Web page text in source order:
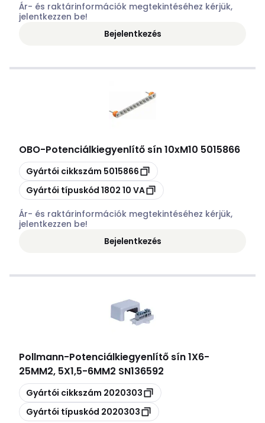
Ár- és raktárinformációk megtekintéséhez kérjük,
jelentkezzen be!
Bejelentkezés
OBO-Potenciálkiegyenlítő sín 10xM10 5015866
Másolás
Gyártói cikkszám 5015866
Másolás
Gyártói típuskód 1802 10 VA
Ár- és raktárinformációk megtekintéséhez kérjük,
jelentkezzen be!
Bejelentkezés
Pollmann-Potenciálkiegyenlítő sín 1X6-
25MM2, 5X1,5-6MM2 SN136592
Másolás
Gyártói cikkszám 2020303
Másolás
Gyártói típuskód 2020303